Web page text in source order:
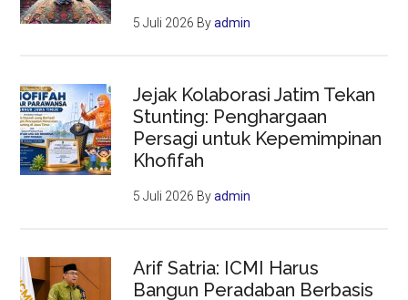
5 Juli 2026 Byadmin
Jejak Kolaborasi Jatim Tekan
Stunting: Penghargaan
Persagi untuk Kepemimpinan
Khofifah
5 Juli 2026 Byadmin
Arif Satria: ICMI Harus
Bangun Peradaban Berbasis